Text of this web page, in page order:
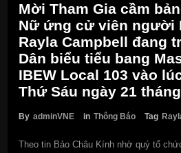
Mời Tham Gia cầm
Nữ ứng cử viên người
Rayla Campbell đang
Dân biểu tiểu bang
IBEW Local 103 vào
Thứ Sáu ngày 21
By adminVNE in Thông Báo Tag
Theo tin Bảo Châu Kính nhờ quý tổ